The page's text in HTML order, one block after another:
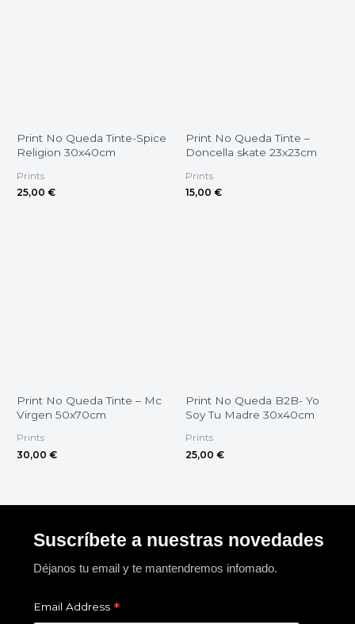
Print No Queda Tinte-Spice
Religion 30x40cm
Prints
25,00 €
Print No Queda Tinte –
Doncella skate 23x23cm
Prints
15,00 €
Print No Queda Tinte – Mc
Virgen 50x70cm
Prints
30,00 €
Print No Queda B2B- Yo
Soy Tu Madre 30x40cm
Prints
25,00 €
Suscríbete a nuestras novedades
Déjanos tu email y te mantendremos infomado.
Email Address *